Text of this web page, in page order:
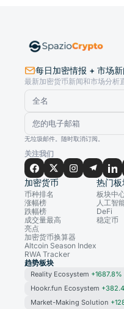
每日加密情报 + 市场新
最新加密货币新闻和市场分析
无垃圾邮件。随时取消订阅。
关注我们
加密货币
币种排名
涨幅榜
跌幅榜
成交量最高
亮点
加密货币换算器
Altcoin Season Index
RWA Tracker
热门板
板块中
人工智
DeFi
稳定币
趋势板块
Reality Ecosystem +1687.8%
Hookr.fun Ecosystem
Market-Making Solution